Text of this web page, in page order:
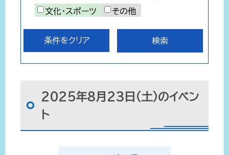
文化・スポーツ その他
条件をクリア
2025年8月23日（土）のイベン
ト